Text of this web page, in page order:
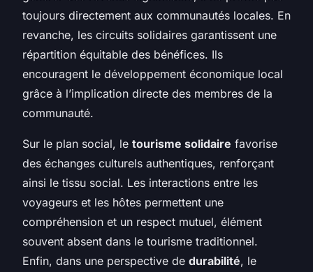
toujours directement aux communautés locales. En
revanche, les circuits solidaires garantissent une
répartition équitable des bénéfices. Ils
encouragent le développement économique local
grâce à l’implication directe des membres de la
communauté.
Sur le plan social, le tourisme solidaire favorise
des échanges culturels authentiques, renforçant
ainsi le tissu social. Les interactions entre les
voyageurs et les hôtes permettent une
compréhension et un respect mutuel, élément
souvent absent dans le tourisme traditionnel.
Enfin, dans une perspective de durabilité, le